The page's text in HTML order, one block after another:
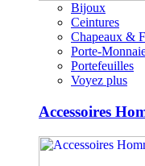
Bijoux
Ceintures
Chapeaux &
Porte-
Portefeuilles
Voyez plus
Accessoires